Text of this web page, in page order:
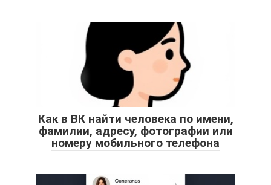
Как в ВК найти человека по имени,
фамилии, адресу, фотографии или
номеру мобильного телефона